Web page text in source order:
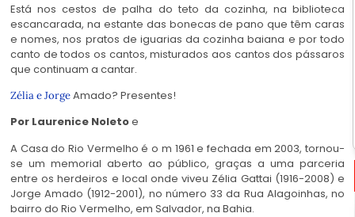
Está nos cestos de palha do teto da cozinha, na biblioteca
escancarada, na estante das bonecas de pano que têm caras
e nomes, nos pratos de iguarias da cozinha baiana e por todo
canto de todos os cantos, misturados aos cantos dos pássaros
que continuam a cantar.
Zélia e JorgeAmado? Presentes!
Por Laurenice Noletoe
A Casa do Rio Vermelho é o m 1961 e fechada em 2003, tornou-
se um memorial aberto ao público, graças a uma parceria
entre os herdeiros e local onde viveu Zélia Gattai (1916-2008) e
Jorge Amado (1912-2001), no número 33 da Rua Alagoinhas, no
bairro do Rio Vermelho, em Salvador, na Bahia.